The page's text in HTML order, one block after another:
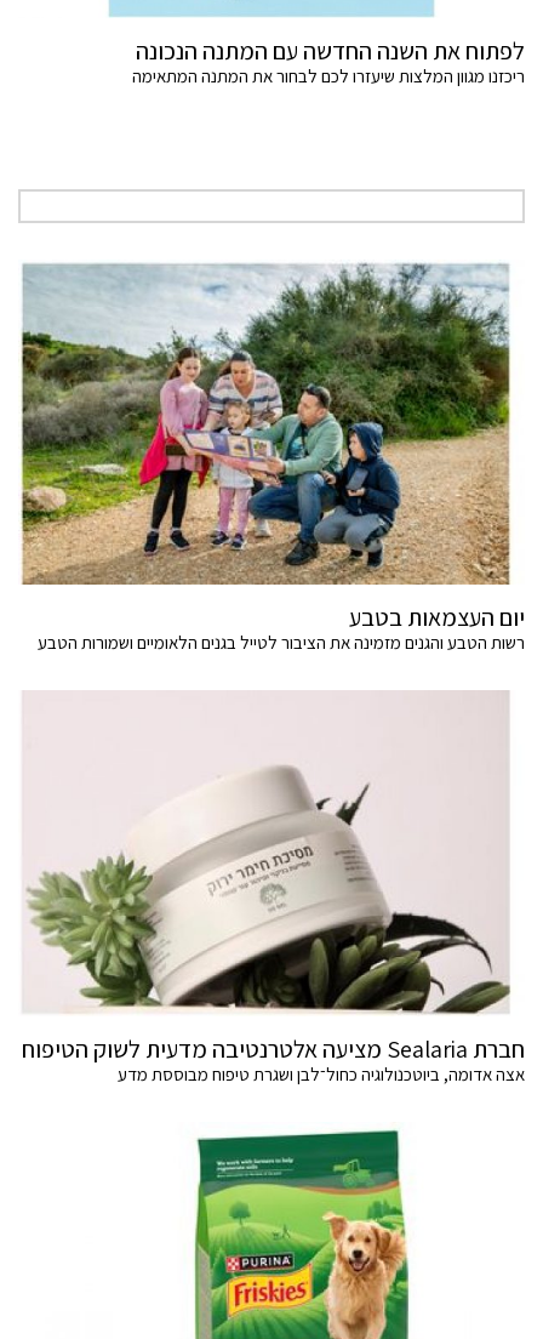
לפתוח את השנה החדשה עם המתנה הנכונה
ריכזנו מגוון המלצות שיעזרו לכם לבחור את המתנה המתאימה
יום העצמאות בטבע
רשות הטבע והגנים מזמינה את הציבור לטייל בגנים הלאומיים ושמורות הטבע
חברת Sealaria מציעה אלטרנטיבה מדעית לשוק הטיפוח
אצה אדומה, ביוטכנולוגיה כחול־לבן ושגרת טיפוח מבוססת מדע